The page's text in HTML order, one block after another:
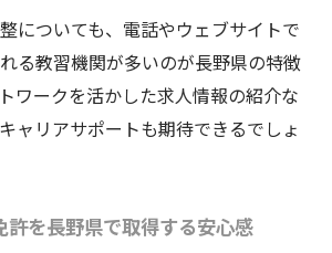
についても、電話やウェブサイトで
る教習機関が多いのが長野県の特徴
ワークを活かした求人情報の紹介な
ャリアサポートも期待できるでしょ
許を長野県で取得する安心感